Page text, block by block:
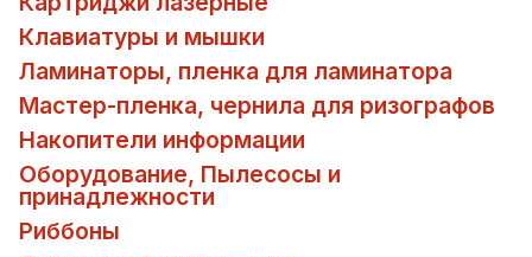
Клавиатуры и мышки
Ламинаторы, пленка для ламинатора
Мастер-пленка, чернила для ризографов
Накопители информации
Оборудование, Пылесосы и
принадлежности
Риббоны